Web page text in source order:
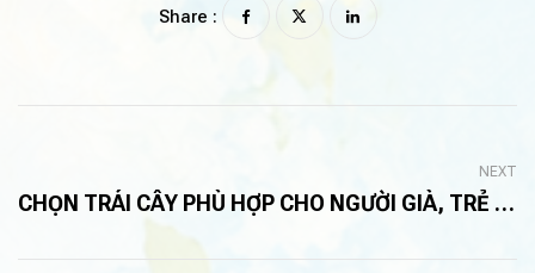
Share :
NEXT
CHỌN TRÁI CÂY PHÙ HỢP CHO NGƯỜI GIÀ, TRẺ NHỎ VÀ MẸ BẦU